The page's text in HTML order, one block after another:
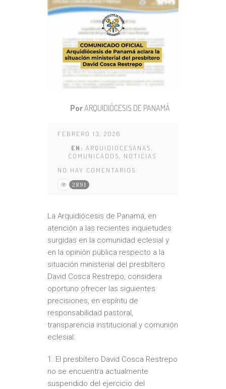
PorARQUIDIÓCESIS DE PANAMÁ
FEBRERO 13, 2026
EN: ARQUIDIOCESANAS,
COMUNICADOS, NOTICIAS
NO HAY COMENTARIOS
2891
La Arquidiócesis de Panamá, en
atención a las recientes inquietudes
surgidas en la comunidad eclesial y
en la opinión pública respecto a la
situación ministerial del presbítero
David Cosca Restrepo, considera
oportuno ofrecer las siguientes
precisiones, en espíritu de
responsabilidad pastoral,
transparencia institucional y comunión
eclesial:
1.⁠ ⁠El presbítero David Cosca Restrepo
no se encuentra actualmente
suspendido del ejercicio del